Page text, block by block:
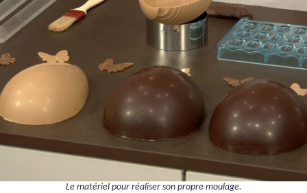
Le matériel pour réaliser son propre moulage.